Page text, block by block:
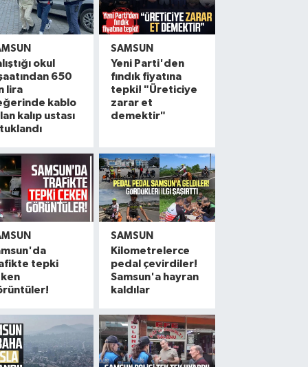
okul
650
lira
kablo
kalıp ustası
SAMSUN
Yeni Parti'den
fındık fiyatına
tepki! "Üreticiye
zarar et
demektir"
tepki
SAMSUN
Kilometrelerce
pedal çevirdiler!
Samsun'a hayran
kaldılar